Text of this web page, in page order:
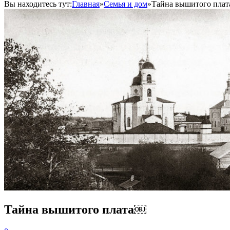
Вы находитесь тут:Главная»Семья и дом»Тайна вышитого
Тайна вышитого плата￼